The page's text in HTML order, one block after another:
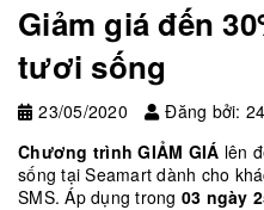
Giảm giá đến
tươi sống
23/05/2020
Đăng bởi:
Chương trình GIẢM GIÁ lên
sống tại Seamart dành cho
SMS. Áp dụng trong 03 ngày